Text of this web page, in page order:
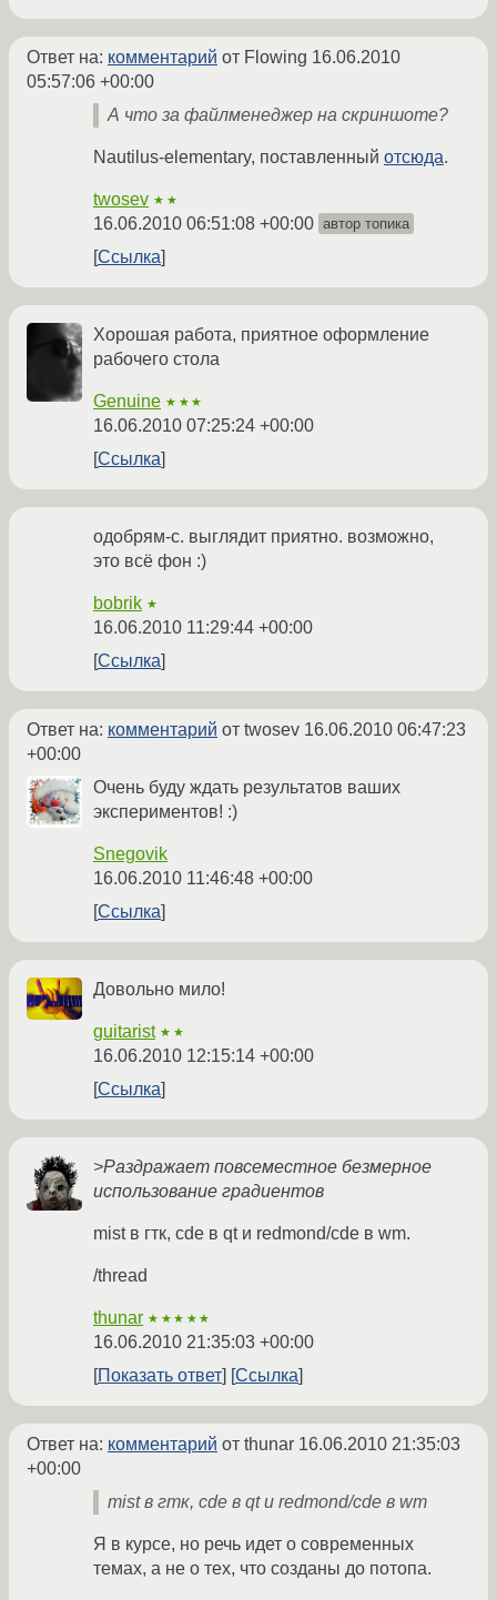
Ответ на: комментарий от Flowing 16.06.2010
05:57:06 +00:00
А что за файлменеджер на скриншоте?
Nautilus-elementary, поставленный отсюда.
twosev ★★
16.06.2010 06:51:08 +00:00 автор топика
Ссылка
Хорошая работа, приятное оформление
рабочего стола
Genuine ★★★
16.06.2010 07:25:24 +00:00
Ссылка
одобрям-с. выглядит приятно. возможно,
это всё фон :)
bobrik ★
16.06.2010 11:29:44 +00:00
Ссылка
Ответ на: комментарий от twosev 16.06.2010 06:47:23
+00:00
Очень буду ждать результатов ваших
экспериментов! :)
Snegovik
16.06.2010 11:46:48 +00:00
Ссылка
Довольно мило!
guitarist ★★
16.06.2010 12:15:14 +00:00
Ссылка
>Раздражает повсеместное безмерное
использование градиентов
mist в гтк, cde в qt и redmond/cde в wm.
/thread
thunar ★★★★★
16.06.2010 21:35:03 +00:00
Показать ответ
Ссылка
Ответ на: комментарий от thunar 16.06.2010 21:35:03
+00:00
mist в гтк, cde в qt и redmond/cde в wm
Я в курсе, но речь идет о современных
темах, а не о тех, что созданы до потопа.